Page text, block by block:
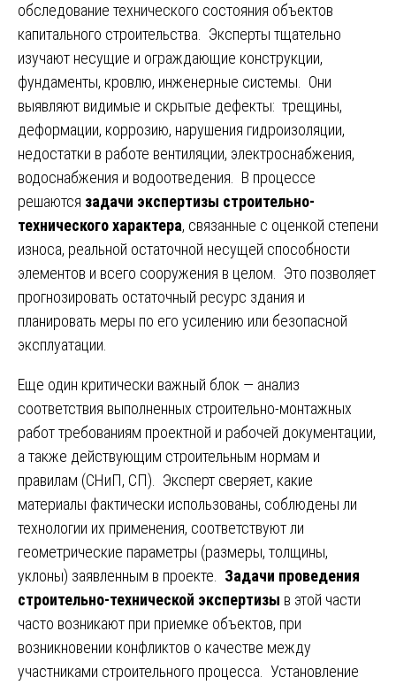
обследование технического состояния объектов
капитального строительства. Эксперты тщательно
изучают несущие и ограждающие конструкции,
фундаменты, кровлю, инженерные системы. Они
выявляют видимые и скрытые дефекты: трещины,
деформации, коррозию, нарушения гидроизоляции,
недостатки в работе вентиляции, электроснабжения,
водоснабжения и водоотведения. В процессе
решаются задачи экспертизы строительно-
технического характера, связанные с оценкой степени
износа, реальной остаточной несущей способности
элементов и всего сооружения в целом. Это позволяет
прогнозировать остаточный ресурс здания и
планировать меры по его усилению или безопасной
эксплуатации.
Еще один критически важный блок — анализ
соответствия выполненных строительно-монтажных
работ требованиям проектной и рабочей документации,
а также действующим строительным нормам и
правилам (СНиП, СП). Эксперт сверяет, какие
материалы фактически использованы, соблюдены ли
технологии их применения, соответствуют ли
геометрические параметры (размеры, толщины,
уклоны) заявленным в проекте. Задачи проведения
строительно-технической экспертизы в этой части
часто возникают при приемке объектов, при
возникновении конфликтов о качестве между
участниками строительного процесса. Установление